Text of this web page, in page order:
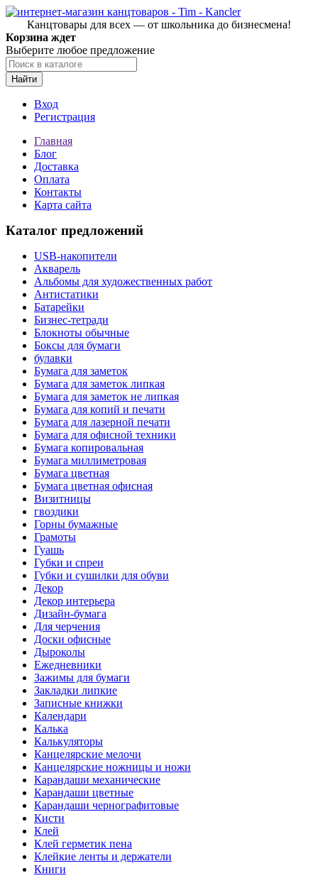
Канцтовары для всех — от школьника до бизнесмена!
Корзина ждет
Выберите любое предложение
Найти
Вход
Регистрация
Главная
Блог
Доставка
Оплата
Контакты
Карта сайта
Каталог предложений
USB-накопители
Акварель
Альбомы для художественных работ
Антистатики
Батарейки
Бизнес-тетради
Блокноты обычные
Боксы для бумаги
булавки
Бумага для заметок
Бумага для заметок липкая
Бумага для заметок не липкая
Бумага для копий и печати
Бумага для лазерной печати
Бумага для офисной техники
Бумага копировальная
Бумага миллиметровая
Бумага цветная
Бумага цветная офисная
Визитницы
гвоздики
Горны бумажные
Грамоты
Гуашь
Губки и спреи
Губки и сушилки для обуви
Декор
Декор интерьера
Дизайн-бумага
Для черчения
Доски офисные
Дыроколы
Ежедневники
Зажимы для бумаги
Закладки липкие
Записные книжки
Календари
Калька
Калькуляторы
Канцелярские мелочи
Канцелярские ножницы и ножи
Карандаши механические
Карандаши цветные
Карандаши чернографитовые
Кисти
Клей
Клей герметик пена
Клейкие ленты и держатели
Книги